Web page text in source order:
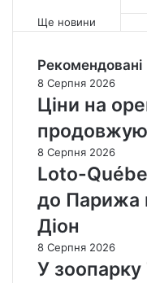
е
і
ї
п
л
е
й
о
ф
ф
в
К
а
н
а
д
і
н
с
»
в
о
в
г
а
в
«
Т
о
р
о
н
т
о
»
і
о
Ще новини
Рекомендовані
8 Серпня 2026
Ціни на
8 Серпня 2026
Loto-
до Парижа
Діон
8 Серпня 2026
У зоопарку